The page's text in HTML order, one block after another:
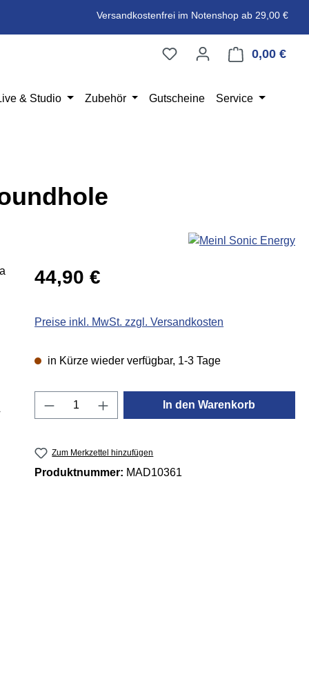
Versandkostenfrei im Notenshop ab 29,00 €
0,00 €
& Studio Zubehör Gutscheine Service
Regulärer Preis:
44,90 €
Preise inkl. MwSt. zzgl. Versandkosten
in Kürze wieder verfügbar, 1-3 Tage
Produkt Anzahl: Gib den
In den Warenkorb
Zum Merkzettel hinzufügen
Produktnummer: MAD10361